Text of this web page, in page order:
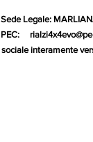
Legale:
PEC:
sociale